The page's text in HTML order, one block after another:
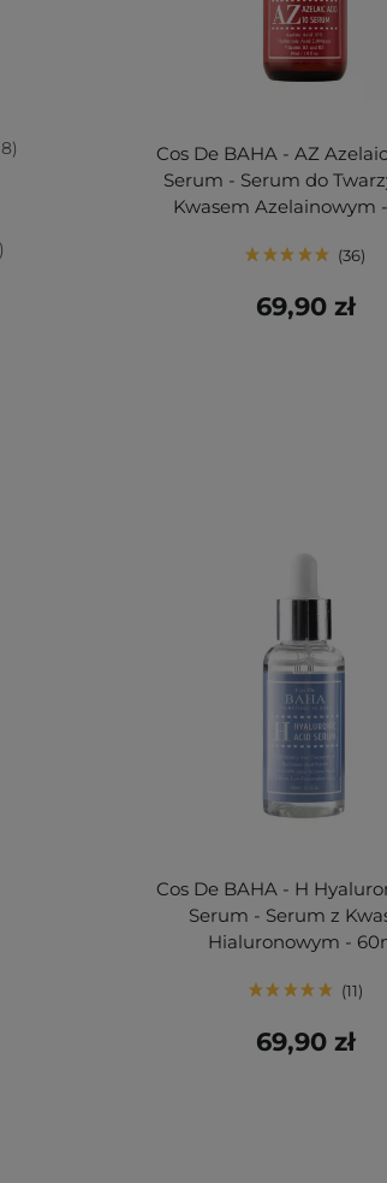
8
Cos De BAHA - AZ
Serum - Serum do
Kwasem Azelainowym
36
69,90 zł
Cos De BAHA - H
Serum - Serum z
Hialuronowym -
11
69,90 zł